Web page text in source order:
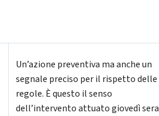
Un’azione preventiva ma anche un
segnale preciso per il rispetto delle
regole. È questo il senso
dell’intervento attuato giovedì sera